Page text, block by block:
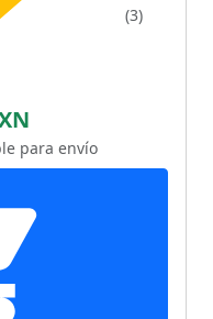
(3)
para envío